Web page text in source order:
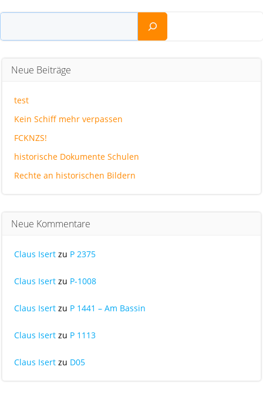
Suchen
Neue Beiträge
test
Kein Schiff mehr verpassen
FCKNZS!
historische Dokumente Schulen
Rechte an historischen Bildern
Neue Kommentare
Claus Isert zu P 2375
Claus Isert zu P-1008
Claus Isert zu P 1441 – Am Bassin
Claus Isert zu P 1113
Claus Isert zu D05